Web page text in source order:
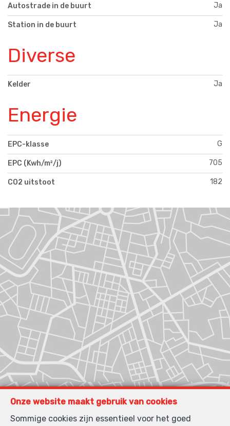
Autostrade in de buurt Ja
Station in de buurt Ja
Diverse
Kelder Ja
Energie
EPC-klasse G
EPC (Kwh/m²/j) 705
CO2 uitstoot 182
Onze website maakt gebruik van cookies
Sommige cookies zijn essentieel voor het goed